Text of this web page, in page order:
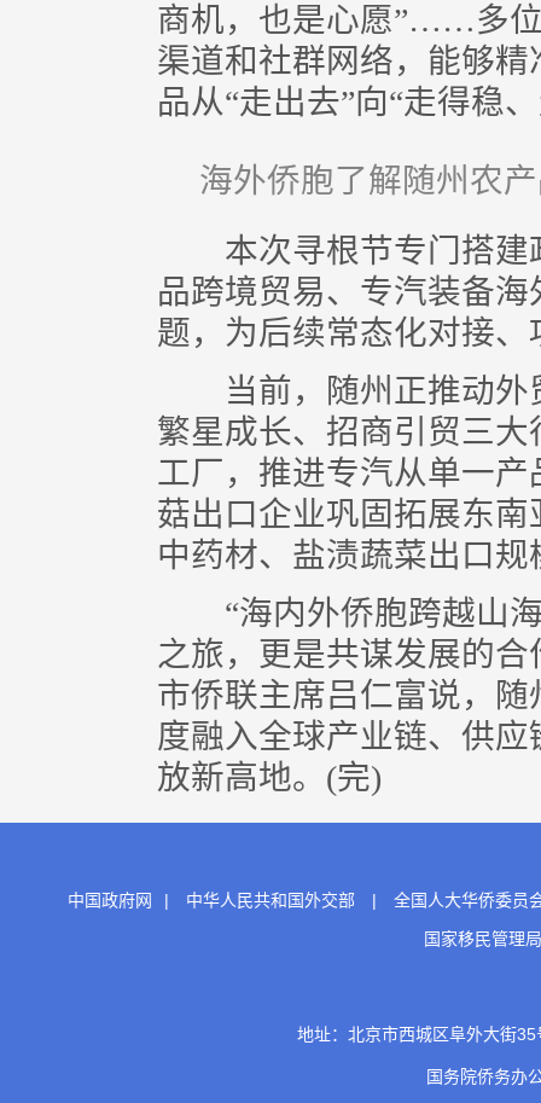
商机，也是心愿”……多
渠道和社群网络，能够
品从“走出去”向“走得稳
海外侨胞了解随州农
本次寻根节专门搭建
品跨境贸易、专汽装备
题，为后续常态化对接
当前，随州正推动外
繁星成长、招商引贸三
工厂，推进专汽从单一
菇出口企业巩固拓展东
中药材、盐渍蔬菜出口规
“海内外侨胞跨越山海
之旅，更是共谋发展的
市侨联主席吕仁富说，
度融入全球产业链、供
放新高地。(完)
中国政府网 | 中华人民共和国外交部 |
全国人大华侨委员
国家移民管理局
地址：北京市西城区阜外大街
国务院侨务